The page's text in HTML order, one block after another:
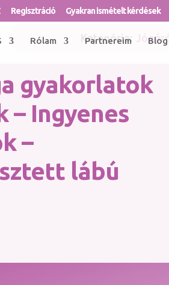
Regisztráció Gyakran ismételt kérdések
Rólam Partnereim Blog
Kategória: Jógáról
gyakorlatok
– Ingyenes
–
lábú